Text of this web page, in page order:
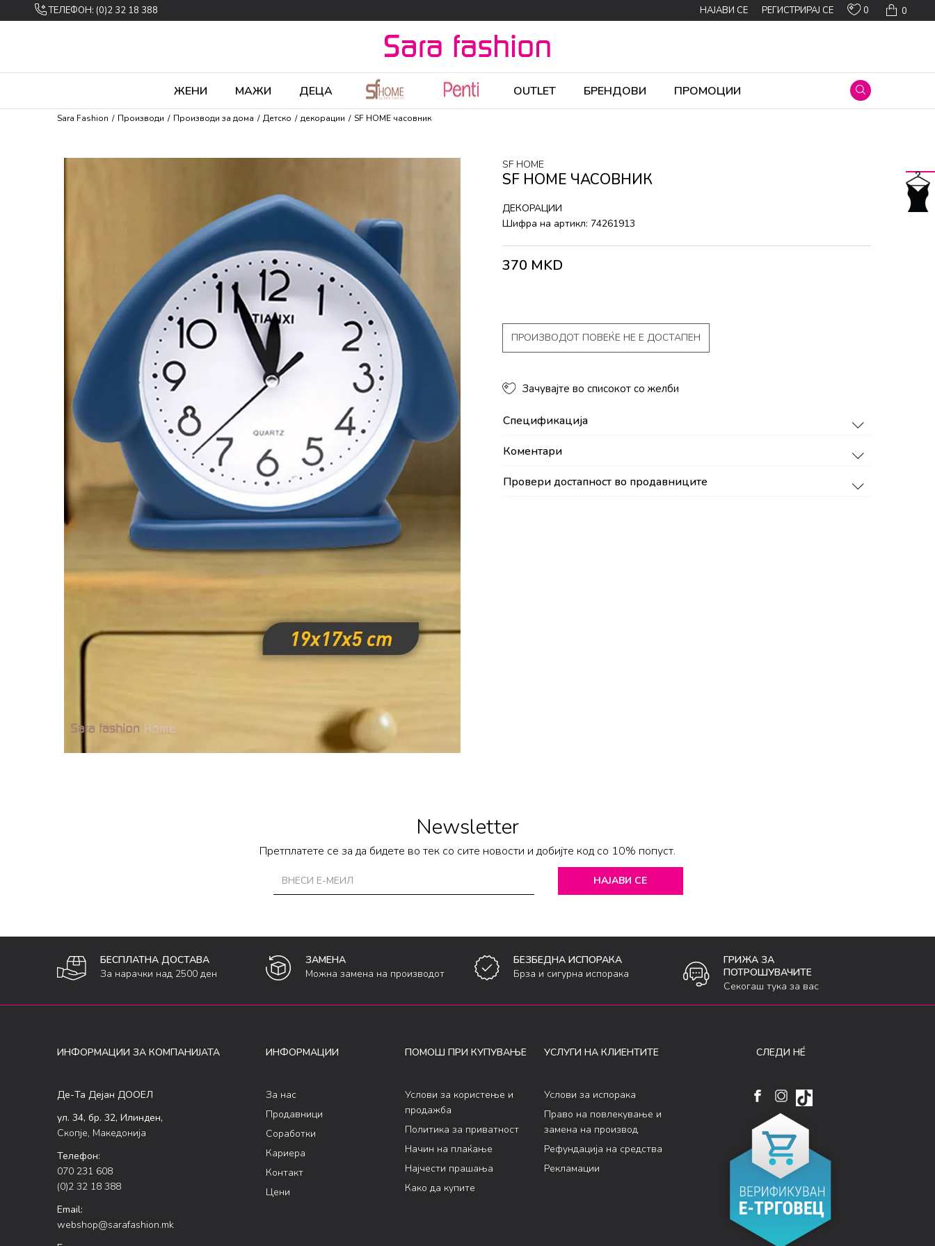
ТЕЛЕФОН: (0)2 32 18 388 0
0
НАЈАВИ СЕ РЕГИСТРИРАЈ СЕ
ЖЕНИ МАЖИ ДЕЦА OUTLET БРЕНДОВИ ПРОМОЦИИ
Sara Fashion Производи Производи за дома Детско декорации SF HOME часовник
SF HOME
SF HOME ЧАСОВНИК
ДЕКОРАЦИИ
Шифра на артикл: 74261913
370 MKD
ПРОИЗВОДОТ ПОВЕЌЕ НЕ Е ДОСТАПЕН
Зачувајте во списокот со желби
Спецификација
Коментари
Провери достапност во продавниците
Newsletter
Претплатете се за да бидете во тек со сите новости и добијте код со 10% попуст.
НАЈАВИ СЕ
БЕСПЛАТНА ДОСТАВА
За нарачки над 2500 ден
ЗАМЕНА
Можна замена на производот
БЕЗБЕДНА ИСПОРАКА
Брза и сигурна испорака
ГРИЖА ЗА
ПОТРОШУВАЧИТЕ
Секогаш тука за вас
ИНФОРМАЦИИ ЗА КОМПАНИЈАТА
Де-Та Дејан ДООЕЛ
ул. 34, бр. 32, Илинден,
Скопје, Македонија
Телефон:
070 231 608
(0)2 32 18 388
Email:
webshop@sarafashion.mk
ИНФОРМАЦИИ
За нас
Продавници
Соработки
Кариера
Контакт
Цени
ПОМОШ ПРИ КУПУВАЊЕ
Услови за користење и
продажба
Политика за приватност
Начин на плаќање
Најчести прашања
Како да купите
УСЛУГИ НА КЛИЕНТИТЕ
Услови за испорака
Право на повлекување и
замена на производ
Рефундација на средства
Рекламации
СЛЕДИ НÉ